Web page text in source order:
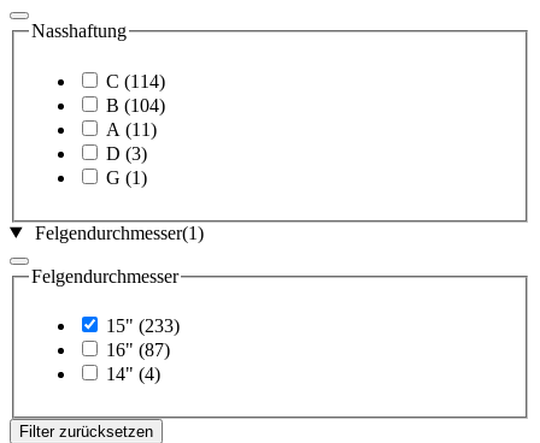
Nasshaftung
C (114)
B (104)
A (11)
D (3)
G (1)
Felgendurchmesser(1)
Felgendurchmesser
15" (233)
16" (87)
14" (4)
Filter zurücksetzen